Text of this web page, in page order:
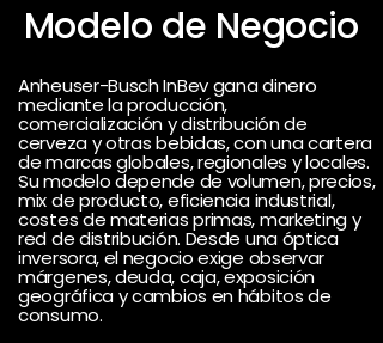
Modelo de Negocio
Anheuser-Busch InBev gana dinero
mediante la producción,
comercialización y distribución de
cerveza y otras bebidas, con una cartera
de marcas globales, regionales y locales.
Su modelo depende de volumen, precios,
mix de producto, eficiencia industrial,
costes de materias primas, marketing y
red de distribución. Desde una óptica
inversora, el negocio exige observar
márgenes, deuda, caja, exposición
geográfica y cambios en hábitos de
consumo.